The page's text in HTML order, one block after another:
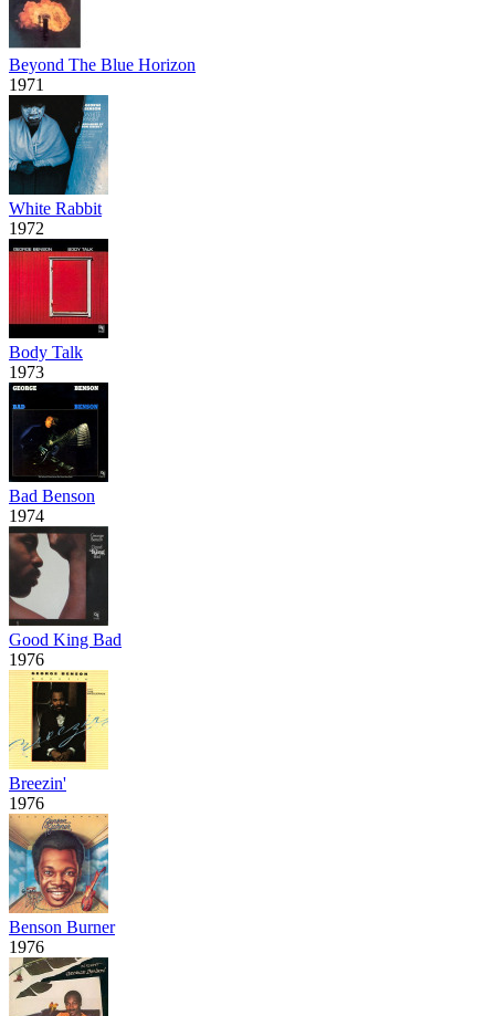
Beyond The Blue Horizon
1971
White Rabbit
1972
Body Talk
1973
Bad Benson
1974
Good King Bad
1976
Breezin'
1976
Benson Burner
1976